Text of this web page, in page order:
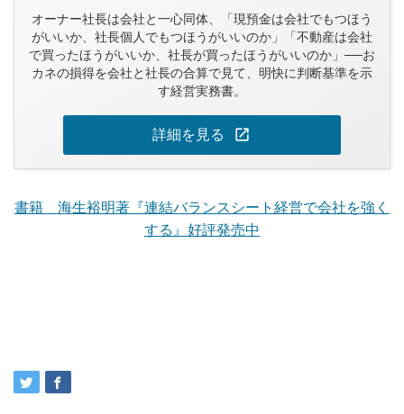
オーナー社長は会社と一心同体、「現預金は会社でもつほう
がいいか、社長個人でもつほうがいいのか」「不動産は会社
で買ったほうがいいか、社長が買ったほうがいいのか」──お
カネの損得を会社と社長の合算で見て、明快に判断基準を示
す経営実務書。
詳細を見る open_in_new
書籍 海生裕明著『連結バランスシート経営で会社を強く
する』好評発売中